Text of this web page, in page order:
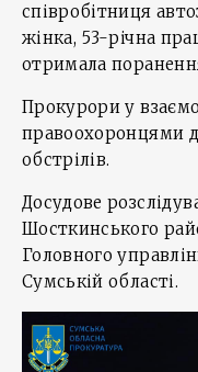
співробітниця
жінка, 53-річна
отримала
Прокурори у
правоохоронцями
обстрілів.
Досудове
Шосткинського
Головного
Сумській області.